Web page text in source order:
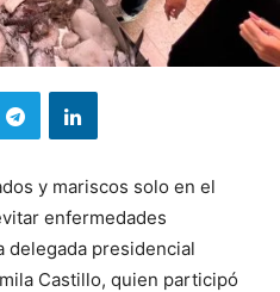
y mariscos solo en el
enfermedades
presidencial
Castillo, quien participó